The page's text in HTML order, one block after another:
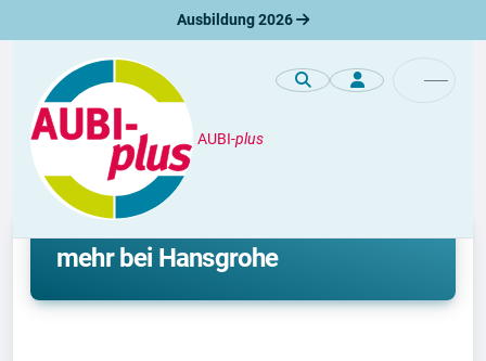
Ausbildung 2026
AUBI-plus
Premiumprofile
Ausbildung, Duales Studium und
mehr bei Hansgrohe